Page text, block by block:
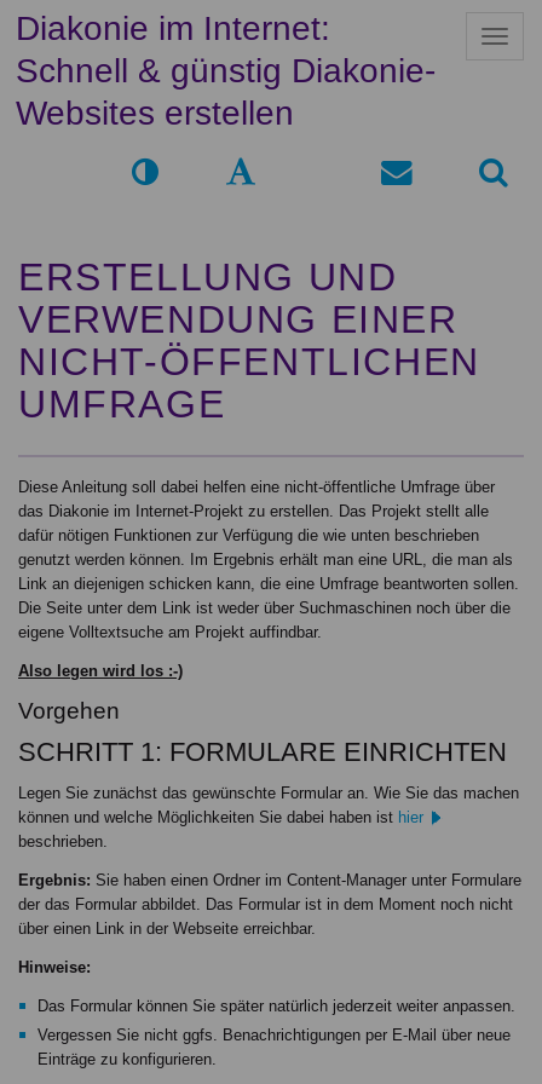
N
t
i
Diakonie im Internet:
Schnell & günstig Diakonie-
Websites erstellen
ERSTELLUNG UND
VERWENDUNG EINER
NICHT-ÖFFENTLICHEN
UMFRAGE
Diese Anleitung soll dabei helfen eine nicht-öffentliche Umfrage über
das Diakonie im Internet-Projekt zu erstellen. Das Projekt stellt alle
dafür nötigen Funktionen zur Verfügung die wie unten beschrieben
genutzt werden können. Im Ergebnis erhält man eine URL, die man als
Link an diejenigen schicken kann, die eine Umfrage beantworten sollen.
Die Seite unter dem Link ist weder über Suchmaschinen noch über die
eigene Volltextsuche am Projekt auffindbar.
Also legen wird los :-)
Vorgehen
SCHRITT 1: FORMULARE EINRICHTEN
Legen Sie zunächst das gewünschte Formular an. Wie Sie das machen
können und welche Möglichkeiten Sie dabei haben ist hier
beschrieben.
Ergebnis: Sie haben einen Ordner im Content-Manager unter Formulare
der das Formular abbildet. Das Formular ist in dem Moment noch nicht
über einen Link in der Webseite erreichbar.
Hinweise:
Das Formular können Sie später natürlich jederzeit weiter anpassen.
Vergessen Sie nicht ggfs. Benachrichtigungen per E-Mail über neue
Einträge zu konfigurieren.